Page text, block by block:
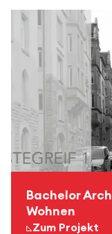
Bachelor
Wohnen
Zum Projekt